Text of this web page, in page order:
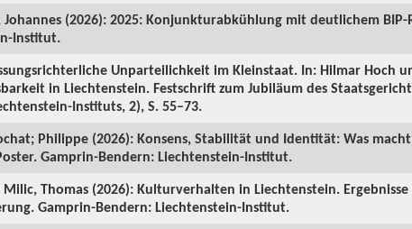
(2026): 2025: Konjunkturabkühlung mit deutlichem BIP-
Institut.
Unparteilichkeit im Kleinstaat. In: Hilmar Hoch
in Liechtenstein. Festschrift zum Jubiläum des
Instituts, 2), S. 55–73.
Philippe (2026): Konsens, Stabilität und Identität: Was
Gamprin-Bendern: Liechtenstein-Institut.
Thomas (2026): Kulturverhalten in Liechtenstein.
Gamprin-Bendern: Liechtenstein-Institut.